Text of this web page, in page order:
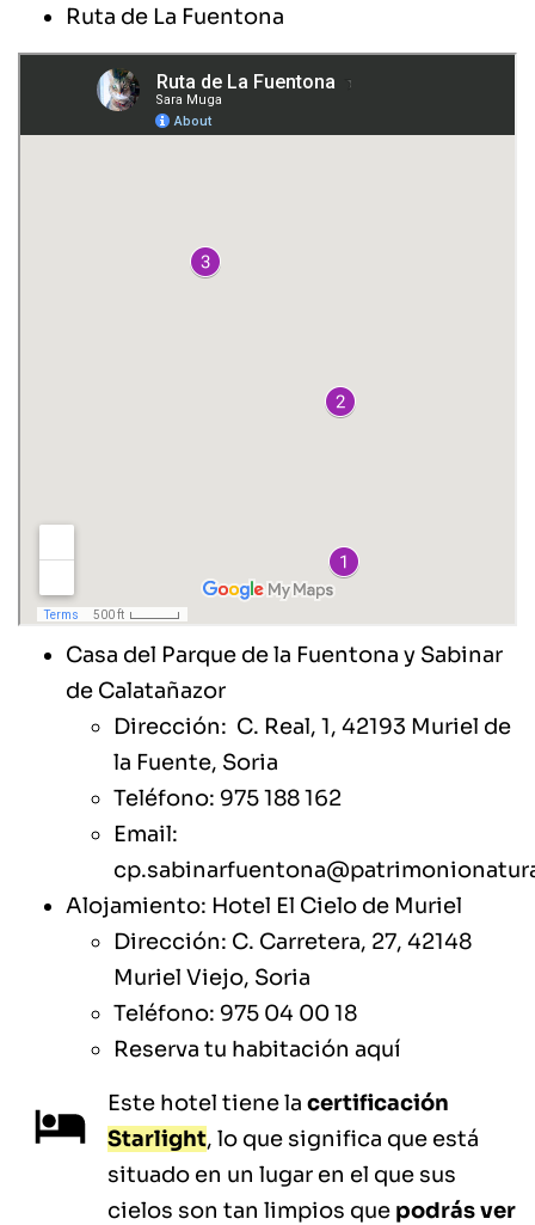
Ruta de La Fuentona
Casa del Parque de la Fuentona y Sabinar
de Calatañazor
Dirección: C. Real, 1, 42193 Muriel de
la Fuente, Soria
Teléfono: 975 188 162
Email:
Alojamiento: Hotel El Cielo de Muriel
Dirección: C. Carretera, 27, 42148
Muriel Viejo, Soria
Teléfono: 975 04 00 18
Reserva tu habitación aquí
Este hotel tiene la certificación
Starlight, lo que significa que está
situado en un lugar en el que sus
cielos son tan limpios que podrás ver